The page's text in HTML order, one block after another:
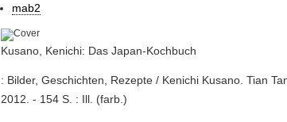
mab2
Kusano, Kenichi: Das Japan-Kochbuch
: Bilder, Geschichten, Rezepte / Kenichi Kusano. Tian
2012. - 154 S. : Ill. (farb.)